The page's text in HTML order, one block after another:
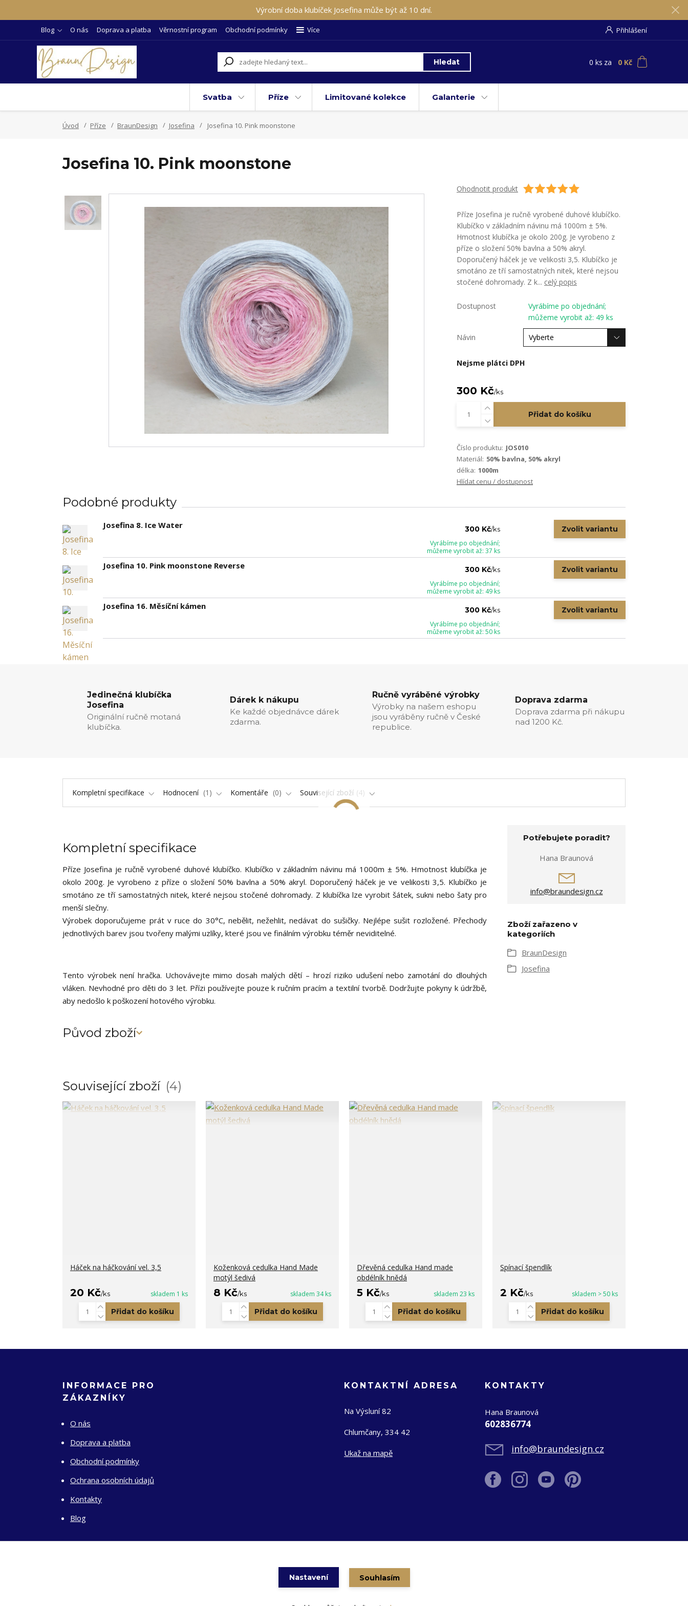
Výrobní doba klubíček Josefina může být až 10 dní.
Blog O nás Doprava a platba Věrnostní program Obchodní podmínky Více Přihlášení
Hledat 0 ks za 0 Kč
Svatba Příze Limitované kolekce Galanterie
Úvod Příze BraunDesign Josefina Josefina 10. Pink moonstone
Josefina 10. Pink moonstone
Ohodnotit produkt
Příze Josefina je ručně vyrobené duhové klubíčko.
Klubíčko v základním návinu má 1000m ± 5%.
Hmotnost klubíčka je okolo 200g. Je vyrobeno z
příze o složení 50% bavlna a 50% akryl.
Doporučený háček je ve velikosti 3,5. Klubíčko je
smotáno ze tří samostatných nitek, které nejsou
stočené dohromady. Z k... celý popis
Dostupnost
Vyrábíme po objednání;
můžeme vyrobit až: 49 ks
Návin
Nejsme plátci DPH
300 Kč/ks
Přidat do košíku
Číslo produktu: JOS010
Materiál: 50% bavlna, 50% akryl
délka: 1000m
Hlídat cenu / dostupnost
Podobné produkty
Josefina 8. Ice Water 300 Kč/ks
Vyrábíme po objednání;
můžeme vyrobit až: 37 ks
Zvolit variantu
Josefina 10. Pink moonstone Reverse 300 Kč/ks
Vyrábíme po objednání;
můžeme vyrobit až: 49 ks
Zvolit variantu
Josefina 16. Měsíční kámen 300 Kč/ks
Vyrábíme po objednání;
můžeme vyrobit až: 50 ks
Zvolit variantu
Jedinečná klubíčka
Josefina
Originální ručně motaná
klubíčka.
Dárek k nákupu
Ke každé objednávce dárek
zdarma.
Ručně vyráběné výrobky
Výrobky na našem eshopu
jsou vyráběny ručně v České
republice.
Doprava zdarma
Doprava zdarma při nákupu
nad 1200 Kč.
Kompletní specifikace Hodnocení 1 Komentáře 0 Související zboží 4
Kompletní specifikace
Příze Josefina je ručně vyrobené duhové klubíčko. Klubíčko v základním návinu má 1000m ± 5%. Hmotnost klubíčka je
okolo 200g. Je vyrobeno z příze o složení 50% bavlna a 50% akryl. Doporučený háček je ve velikosti 3,5. Klubíčko je
smotáno ze tří samostatných nitek, které nejsou stočené dohromady. Z klubíčka lze vyrobit šátek, sukni nebo šaty pro
menší slečny.
Výrobek doporučujeme prát v ruce do 30°C, nebělit, nežehlit, nedávat do sušičky. Nejlépe sušit rozložené. Přechody
jednotlivých barev jsou tvořeny malými uzlíky, které jsou ve finálním výrobku téměr neviditelné.
Tento výrobek není hračka. Uchovávejte mimo dosah malých dětí – hrozí riziko udušení nebo zamotání do dlouhých
vláken. Nevhodné pro děti do 3 let. Přízi používejte pouze k ručním pracím a textilní tvorbě. Dodržujte pokyny k údržbě,
aby nedošlo k poškození hotového výrobku.
Původ zboží
Potřebujete poradit?
Hana Braunová
info@braundesign.cz
Zboží zařazeno v
kategoriích
BraunDesign
Josefina
Související zboží 4
Háček na háčkování vel. 3,5
20 Kč/ks skladem 1 ks
Přidat do košíku
Koženková cedulka Hand Made
motýl šedivá
8 Kč/ks skladem 34 ks
Přidat do košíku
Dřevěná cedulka Hand made
obdélník hnědá
5 Kč/ks skladem 23 ks
Přidat do košíku
Spínací špendlík
2 Kč/ks skladem > 50 ks
Přidat do košíku
INFORMACE PRO
ZÁKAZNÍKY
O nás
Doprava a platba
Obchodní podmínky
Ochrana osobních údajů
Kontakty
Blog
KONTAKTNÍ ADRESA
Na Výsluní 82
Chlumčany, 334 42
Ukaž na mapě
KONTAKTY
Hana Braunová
602836774
info@braundesign.cz
Vytvořeno na
Nastavení Souhlasím